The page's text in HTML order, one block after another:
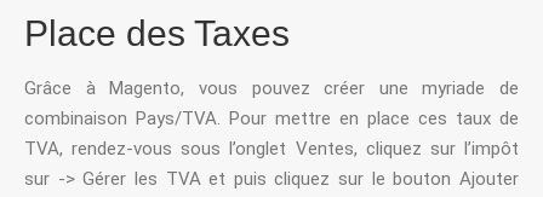
Place des Taxes
Grâce à Magento, vous pouvez créer une myriade de
combinaison Pays/TVA. Pour mettre en place ces taux de
TVA, rendez-vous sous l’onglet Ventes, cliquez sur l’impôt
sur -> Gérer les TVA et puis cliquez sur le bouton Ajouter